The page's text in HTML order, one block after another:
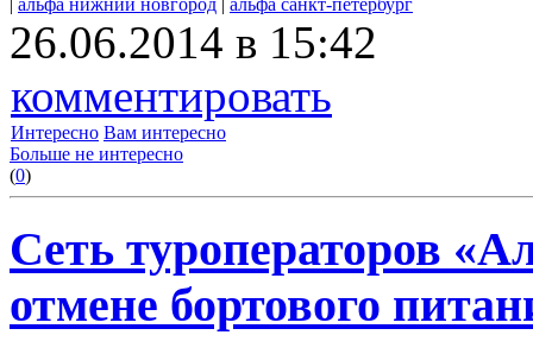
| альфа нижний новгород | альфа санкт-петербург
26.06.2014 в 15:42
комментировать
Интересно Вам интересно
Больше не интересно
(0)
Сеть туроператоров
отмене бортового